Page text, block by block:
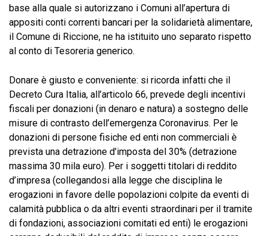
base alla quale si autorizzano i Comuni all’apertura di
appositi conti correnti bancari per la solidarietà alimentare,
il Comune di Riccione, ne ha istituito uno separato rispetto
al conto di Tesoreria generico.
Donare è giusto e conveniente: si ricorda infatti che il
Decreto Cura Italia, all’articolo 66, prevede degli incentivi
fiscali per donazioni (in denaro e natura) a sostegno delle
misure di contrasto dell’emergenza Coronavirus. Per le
donazioni di persone fisiche ed enti non commerciali è
prevista una detrazione d’imposta del 30% (detrazione
massima 30 mila euro). Per i soggetti titolari di reddito
d’impresa (collegandosi alla legge che disciplina le
erogazioni in favore delle popolazioni colpite da eventi di
calamità pubblica o da altri eventi straordinari per il tramite
di fondazioni, associazioni comitati ed enti) le erogazioni